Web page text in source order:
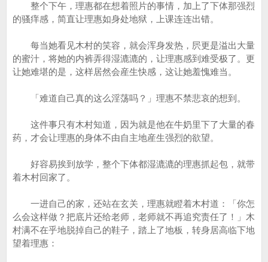
整个下午，理惠都在想着照片的事情，加上了下体那强烈
的骚痒感，简直让理惠如身处地狱，上课连连出错。
每当她看见木村的笑容，就会浑身发热，屄更是溢出大量
的蜜汁，将她的内裤弄得湿漉漉的，让理惠感到难受极了。更
让她难堪的是，这样居然会産生快感，这让她羞愧难当。
「难道自己真的这么淫荡吗？」理惠不禁悲哀的想到。
这件事只有木村知道，因为就是他在牛奶里下了大量的春
药，才会让理惠的身体不由自主地産生强烈的欲望。
好容易挨到放学，整个下体都湿漉漉的理惠抓起包，就带
着木村回家了。
一进自己的家，还站在玄关，理惠就瞪着木村道：「你怎
么会这样做？把底片还给老师，老师就不再追究责任了！」木
村满不在乎地脱掉自己的鞋子，踏上了地板，转身居高临下地
望着理惠：